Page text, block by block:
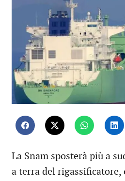
La Snam sposterà più a
a terra del rigassificatore,